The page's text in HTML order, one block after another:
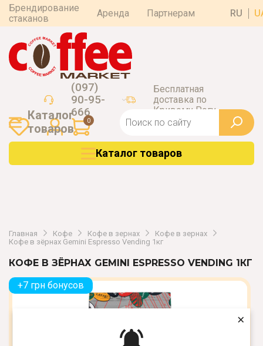
×
Брендирование
стаканов
Аренда Партнерам RU
(097)
90-95-
666
Бесплатная
доставка по
Кривому Рогу
0
Каталог
товаров
Каталог товаров
Главная Кофе Кофе в зернах
Кофе в зернах
Кофе в зёрнах Gemini Espresso Vending 1кг
КОФЕ В ЗЁРНАХ GEMINI ESPRESSO VENDING 1КГ
+7 грн бонусов